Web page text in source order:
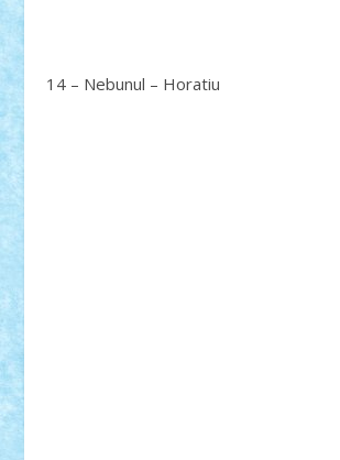
14 – Nebunul – Horatiu